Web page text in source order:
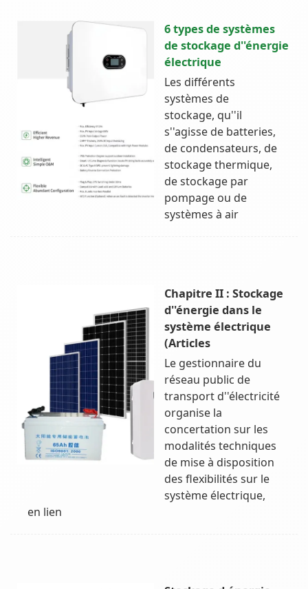
6 types de systèmes
de stockage d''énergie
électrique
Les différents
systèmes de
stockage, qu''il
s''agisse de batteries,
de condensateurs, de
stockage thermique,
de stockage par
pompage ou de
systèmes à air
Chapitre II : Stockage
d''énergie dans le
système électrique
(Articles
Le gestionnaire du
réseau public de
transport d''électricité
organise la
concertation sur les
modalités techniques
de mise à disposition
des flexibilités sur le
système électrique,
en lien